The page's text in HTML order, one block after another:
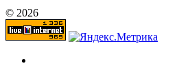
© 2026